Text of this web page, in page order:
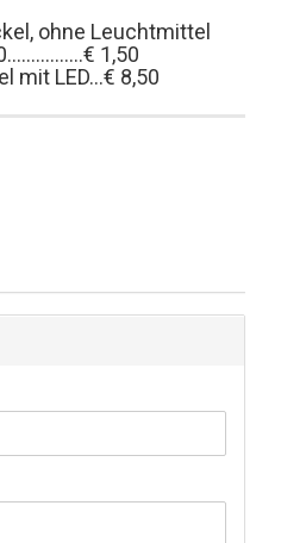
ohne Leuchtmittel
1,50
mit LED...€ 8,50